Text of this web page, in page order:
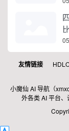
友情链接
小魔仙 AI 导航（
外各类 AI 平台、